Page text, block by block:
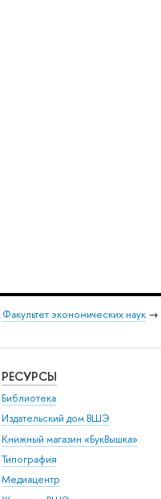
Факультет экономических наук→
РЕСУРСЫ
Библиотека
Издательский дом ВШЭ
Книжный магазин «БукВышка»
Типография
Медиацентр